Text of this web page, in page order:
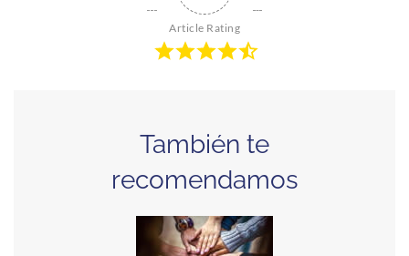
Article Rating
También te
recomendamos